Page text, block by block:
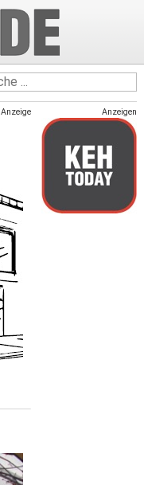
Anzeige Anzeigen